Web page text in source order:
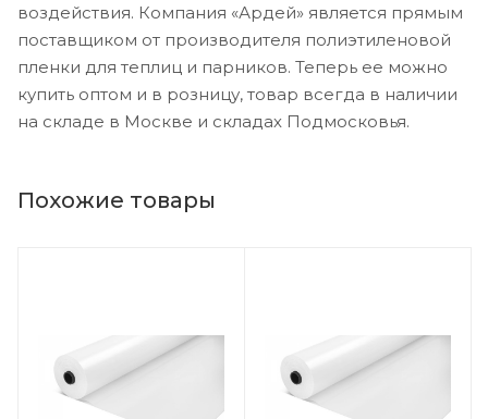
воздействия. Компания «Ардей» является прямым
поставщиком от производителя полиэтиленовой
пленки для теплиц и парников. Теперь ее можно
купить оптом и в розницу, товар всегда в наличии
на складе в Москве и складах Подмосковья.
Похожие товары